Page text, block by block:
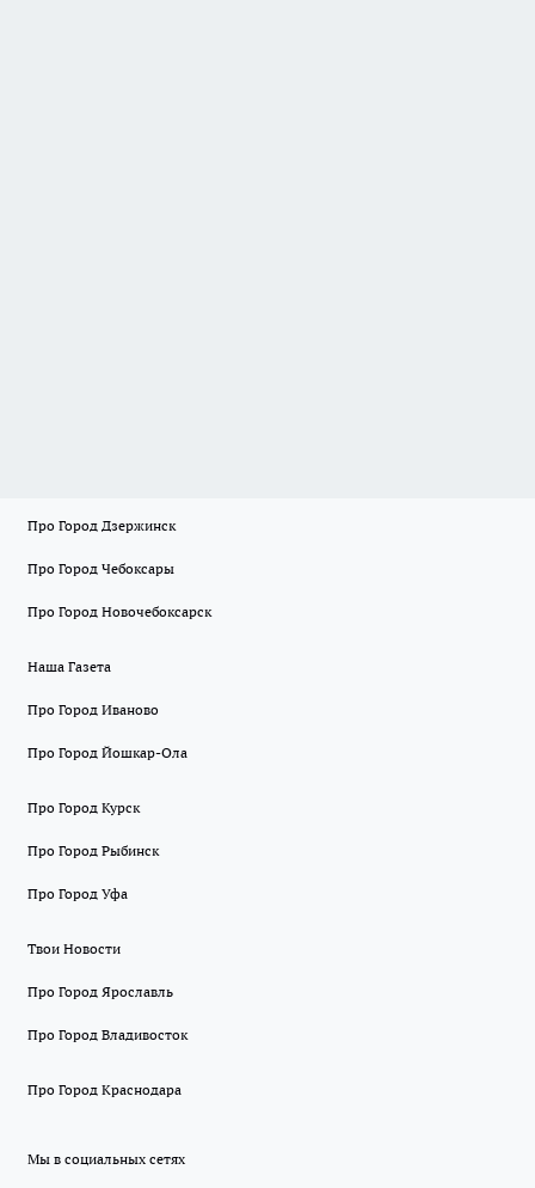
Про Город Дзержинск
Про Город Чебоксары
Про Город Новочебоксарск
Наша Газета
Про Город Иваново
Про Город Йошкар-Ола
Про Город Курск
Про Город Рыбинск
Про Город Уфа
Твои Новости
Про Город Ярославль
Про Город Владивосток
Про Город Краснодара
Мы в социальных сетях